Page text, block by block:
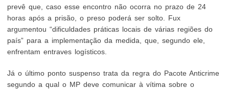
prevê que, caso esse encontro não ocorra no prazo de 24
horas após a prisão, o preso poderá ser solto. Fux
argumentou “dificuldades práticas locais de várias regiões do
país” para a implementação da medida, que, segundo ele,
enfrentam entraves logísticos.
Já o último ponto suspenso trata da regra do Pacote Anticrime
segundo a qual o MP deve comunicar à vítima sobre o